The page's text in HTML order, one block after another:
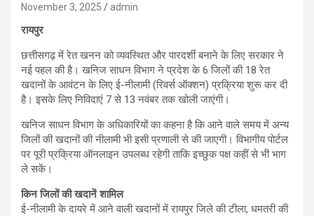
November 3, 2025 admin
रायपुर
छत्तीसगढ़ में रेत खनन को व्यवस्थित और पारदर्शी बनाने के लिए सरकार ने
नई पहल की है। खनिज साधन विभाग ने प्रदेश के 6 जिलों की 18 रेत
खदानों के आवंटन के लिए ई-नीलामी (रिवर्स ऑक्शन) प्रक्रिया शुरू कर दी
है। इसके लिए निविदाएं 7 से 13 नवंबर तक खोली जाएंगी।
खनिज साधन विभाग के अधिकारियों का कहना है कि आने वाले समय में अन्य
जिलों की खदानों की नीलामी भी इसी प्रणाली से की जाएगी। विभागीय पोर्टल
पर पूरी प्रक्रिया ऑनलाइन उपलब्ध रहेगी ताकि इच्छुक पक्ष कहीं से भी भाग
ले सकें।
किन जिलों की खदानें शामिल
ई-नीलामी के दायरे में आने वाली खदानों में रायपुर जिले की टीला, धमतरी की